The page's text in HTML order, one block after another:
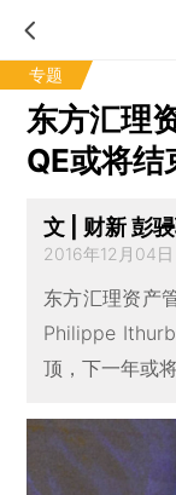
专题
东方汇理
QE或将结
文 | 财新 彭
2016年12月04日
东方汇理资产
Philippe
顶，下一年或